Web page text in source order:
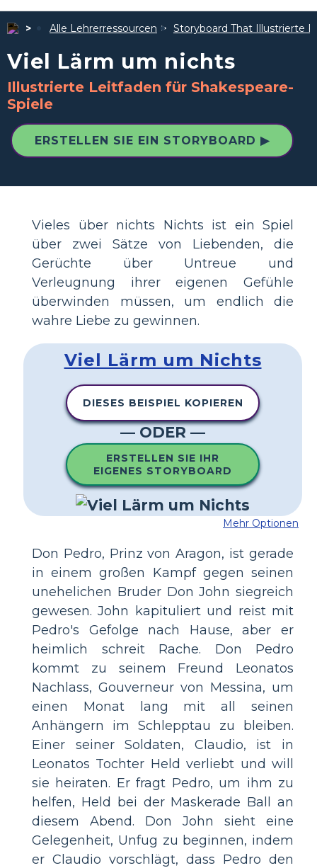
Alle Lehrerressourcen Storyboard That Illustrierte
Viel Lärm um nichts
Illustrierte Leitfaden für Shakespeare-
Spiele
ERSTELLEN SIE EIN STORYBOARD ▶
Vieles über nichts Nichts ist ein Spiel
über zwei Sätze von Liebenden, die
Gerüchte über Untreue und
Verleugnung ihrer eigenen Gefühle
überwinden müssen, um endlich die
wahre Liebe zu gewinnen.
Viel Lärm um Nichts
DIESES BEISPIEL KOPIEREN
— ODER —
ERSTELLEN SIE IHR
EIGENES STORYBOARD
Mehr Optionen
Don Pedro, Prinz von Aragon, ist gerade
in einem großen Kampf gegen seinen
unehelichen Bruder Don John siegreich
gewesen. John kapituliert und reist mit
Pedro's Gefolge nach Hause, aber er
heimlich schreit Rache. Don Pedro
kommt zu seinem Freund Leonatos
Nachlass, Gouverneur von Messina, um
einen Monat lang mit all seinen
Anhängern im Schlepptau zu bleiben.
Einer seiner Soldaten, Claudio, ist in
Leonatos Tochter Held verliebt und will
sie heiraten. Er fragt Pedro, um ihm zu
helfen, Held bei der Maskerade Ball an
diesem Abend. Don John sieht eine
Gelegenheit, Unfug zu beginnen, indem
er Claudio vorschlägt, dass Pedro den